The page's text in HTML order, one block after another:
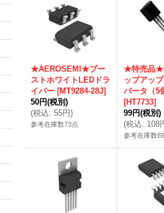
★AEROSEMI★ブー
ストホワイトLEDドラ
イバー [MT9284-28J]
50円(税別)
(税込: 55円)
参考在庫数73点
★特売品
ップアッ
バータ（5
[HT7733]
99円(税別)
(税込: 108
参考在庫数